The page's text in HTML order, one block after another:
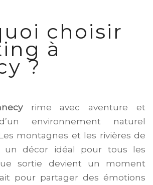
choisir
à
?
rime avec aventure et
environnement naturel
montagnes et les rivières de
un décor idéal pour tous les
sortie devient un moment
pour partager des émotions